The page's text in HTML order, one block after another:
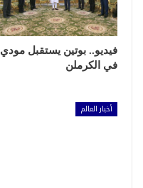
فيديو.. بوتين يستقبل مودي
في الكرملن
أخبار العالم